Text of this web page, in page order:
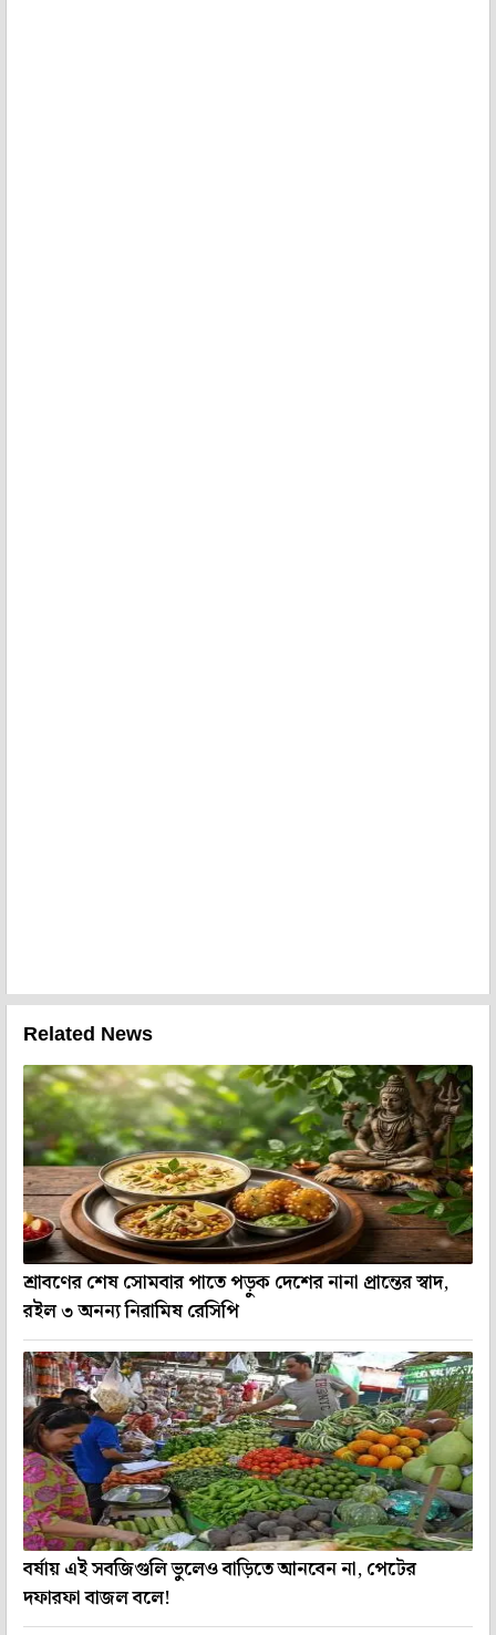
Related News
শ্রাবণের শেষ সোমবার পাতে পড়ুক দেশের নানা প্রান্তের স্বাদ,
রইল ৩ অনন্য নিরামিষ রেসিপি
বর্ষায় এই সবজিগুলি ভুলেও বাড়িতে আনবেন না, পেটের
দফারফা বাজল বলে!